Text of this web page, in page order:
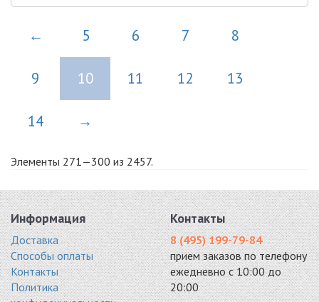
← 5 6 7 8
9 10 11 12 13
14 →
Элементы 271—300 из 2457.
Информация
Доставка
Способы оплаты
Контакты
Политика
Контакты
8 (495) 199-79-84
прием заказов по телефону
ежедневно с 10:00 до
20:00